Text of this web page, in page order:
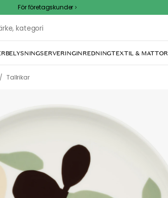
För företagskunder
BELYSNINGSERVERINGINREDNINGTEXTIL & MATTOR
/ Tallrikar